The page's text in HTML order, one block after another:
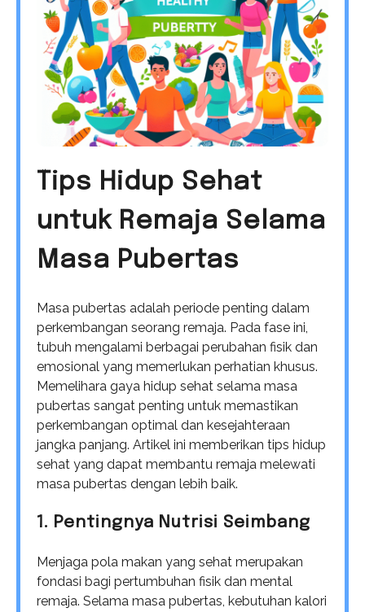
Tips Hidup Sehat
untuk Remaja Selama
Masa Pubertas
Masa pubertas adalah periode penting dalam
perkembangan seorang remaja. Pada fase ini,
tubuh mengalami berbagai perubahan fisik dan
emosional yang memerlukan perhatian khusus.
Memelihara gaya hidup sehat selama masa
pubertas sangat penting untuk memastikan
perkembangan optimal dan kesejahteraan
jangka panjang. Artikel ini memberikan tips hidup
sehat yang dapat membantu remaja melewati
masa pubertas dengan lebih baik.
1. Pentingnya Nutrisi Seimbang
Menjaga pola makan yang sehat merupakan
fondasi bagi pertumbuhan fisik dan mental
remaja. Selama masa pubertas, kebutuhan kalori